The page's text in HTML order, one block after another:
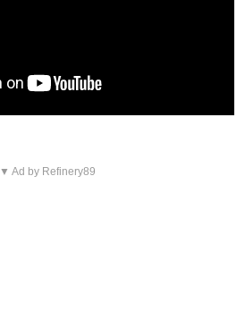
▼ Ad by Refinery89